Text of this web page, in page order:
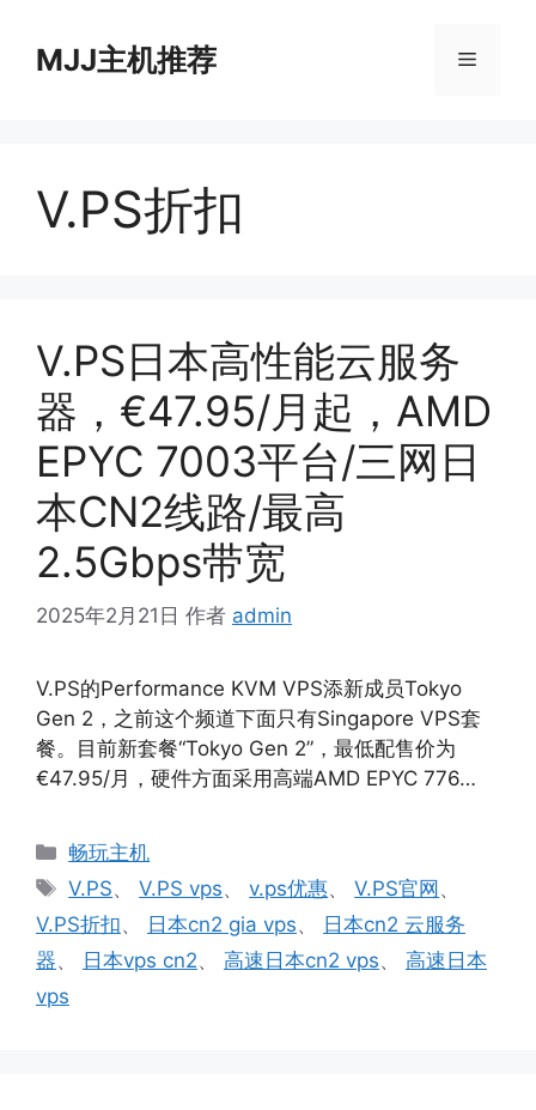
MJJ主机推荐 菜
V.PS折扣
V.PS日本高性能云服务
器，€47.95/月起，AMD
EPYC 7003平台/三网日
本CN2线路/最高
2.5Gbps带宽
2025年2月21日 作者 admin
V.PS的Performance KVM VPS添新成员Tokyo
Gen 2，之前这个频道下面只有Singapore VPS套
餐。目前新套餐“Tokyo Gen 2”，最低配售价为
€47.95/月，硬件方面采用高端AMD EPYC 776…
分
类
畅玩主机
标
签
V.PS、V.PS vps、v.ps优惠、V.PS官网、
V.PS折扣、 日本cn2 gia vps、 日本cn2 云服务
器、 日本vps cn2、 高速日本cn2 vps、 高速日本
vps